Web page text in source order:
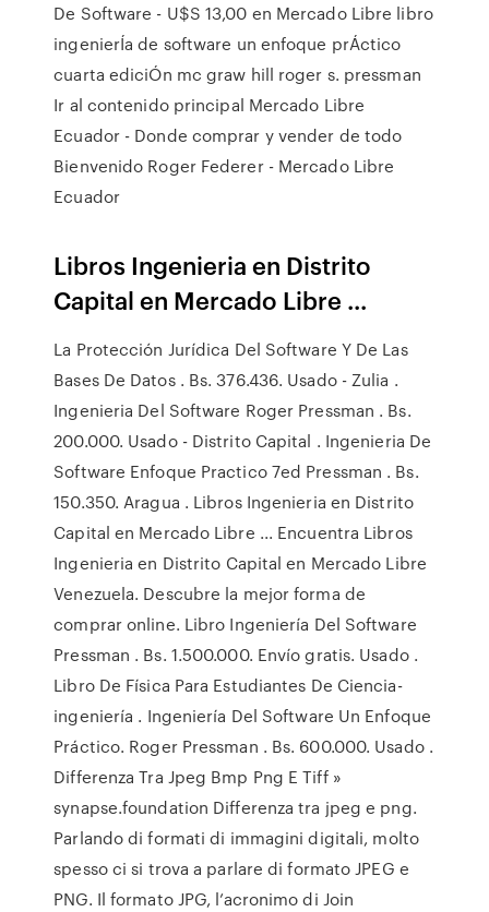
De Software - U$S 13,00 en Mercado Libre libro
ingenierÍa de software un enfoque prÁctico
cuarta ediciÓn mc graw hill roger s. pressman
Ir al contenido principal Mercado Libre
Ecuador - Donde comprar y vender de todo
Bienvenido Roger Federer - Mercado Libre
Ecuador
Libros Ingenieria en Distrito
Capital en Mercado Libre ...
La Protección Jurídica Del Software Y De Las
Bases De Datos . Bs. 376.436. Usado - Zulia .
Ingenieria Del Software Roger Pressman . Bs.
200.000. Usado - Distrito Capital . Ingenieria De
Software Enfoque Practico 7ed Pressman . Bs.
150.350. Aragua . Libros Ingenieria en Distrito
Capital en Mercado Libre ... Encuentra Libros
Ingenieria en Distrito Capital en Mercado Libre
Venezuela. Descubre la mejor forma de
comprar online. Libro Ingeniería Del Software
Pressman . Bs. 1.500.000. Envío gratis. Usado .
Libro De Física Para Estudiantes De Ciencia-
ingeniería . Ingeniería Del Software Un Enfoque
Práctico. Roger Pressman . Bs. 600.000. Usado .
Differenza Tra Jpeg Bmp Png E Tiff »
synapse.foundation Differenza tra jpeg e png.
Parlando di formati di immagini digitali, molto
spesso ci si trova a parlare di formato JPEG e
PNG. Il formato JPG, l’acronimo di Join